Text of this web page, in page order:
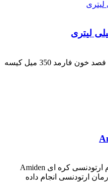
ابعاد 30 *19 *3 cm وزن 85 g کیسه فصد خون فارمد 350 میل کیسه
موم ارتودنسی کره ای Amiden موم ارتودنسی کره ای Amiden
ارتودنسی انجام داده